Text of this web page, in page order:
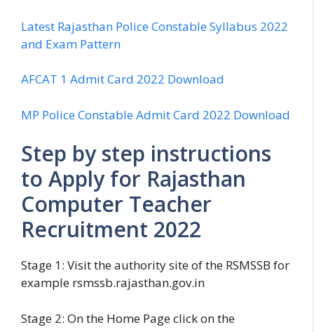
Latest Rajasthan Police Constable Syllabus 2022
and Exam Pattern
AFCAT 1 Admit Card 2022 Download
MP Police Constable Admit Card 2022 Download
Step by step instructions
to Apply for Rajasthan
Computer Teacher
Recruitment 2022
Stage 1: Visit the authority site of the RSMSSB for
example rsmssb.rajasthan.gov.in
Stage 2: On the Home Page click on the